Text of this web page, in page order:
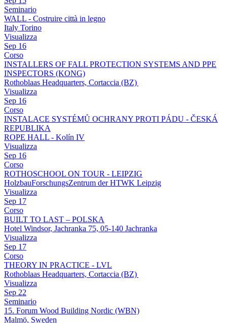
Seminario
WALL - Costruire città in legno
Italy Torino
Visualizza
Sep 16
Corso
INSTALLERS OF FALL PROTECTION SYSTEMS AND PPE
INSPECTORS (KONG)
Rothoblaas Headquarters, Cortaccia (BZ)
Visualizza
Sep 16
Corso
INSTALACE SYSTÉMŮ OCHRANY PROTI PÁDU - ČESKÁ
REPUBLIKA
ROPE HALL - Kolín IV
Visualizza
Sep 16
Corso
ROTHOSCHOOL ON TOUR - LEIPZIG
HolzbauForschungsZentrum der HTWK Leipzig
Visualizza
Sep 17
Corso
BUILT TO LAST – POLSKA
Hotel Windsor, Jachranka 75, 05-140 Jachranka
Visualizza
Sep 17
Corso
THEORY IN PRACTICE - LVL
Rothoblaas Headquarters, Cortaccia (BZ)
Visualizza
Sep 22
Seminario
15. Forum Wood Building Nordic (WBN)
Malmö, Sweden